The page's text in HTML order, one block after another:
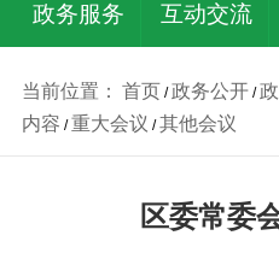
政务服务 互动交流
当前位置： 首页 /政务公开/
内容 /重大会议 /其他会议
区委常委